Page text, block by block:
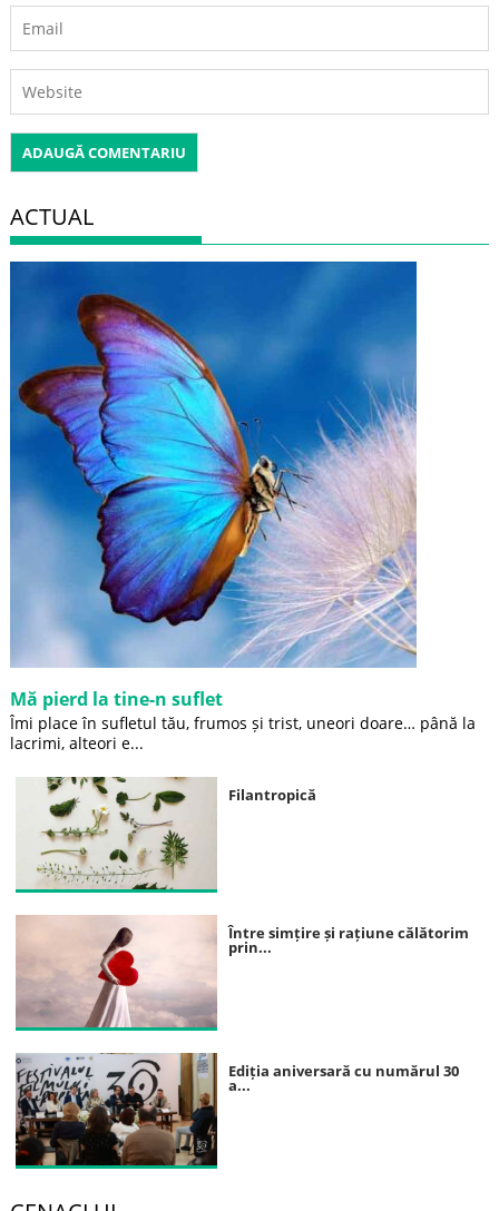
ACTUAL
Mă pierd la tine-n suflet
Îmi place în sufletul tău, frumos și trist, uneori doare… până la
lacrimi, alteori e...
Filantropică
Între simțire și rațiune călătorim
prin...
Ediția aniversară cu numărul 30
a...